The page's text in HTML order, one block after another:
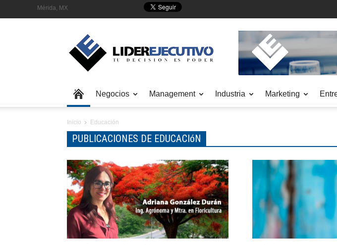
Mérida, MX
Negocios Management Industria Marketing
Inicio Educación
PUBLICACIONES DE EDUCACIóN